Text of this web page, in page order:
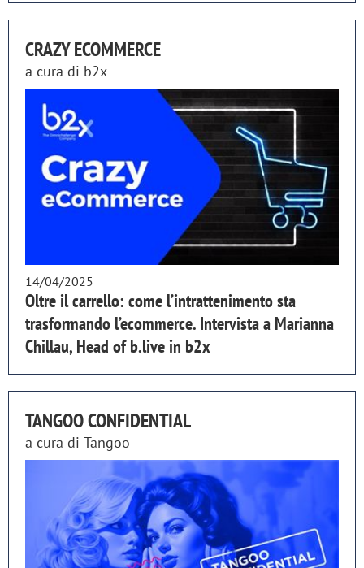
CRAZY ECOMMERCE
a cura di b2x
14/04/2025
Oltre il carrello: come l’intrattenimento sta
trasformando l’ecommerce. Intervista a Marianna
Chillau, Head of b.live in b2x
TANGOO CONFIDENTIAL
a cura di Tangoo